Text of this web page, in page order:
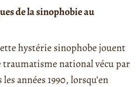
de la sinophobie au
hystérie sinophobe jouent
traumatisme national vécu par
années 1990, lorsqu’en